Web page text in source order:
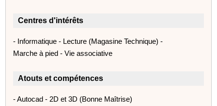
Centres d'intérêts
- Informatique - Lecture (Magasine Technique) -
Marche à pied - Vie associative
Atouts et compétences
- Autocad - 2D et 3D (Bonne Maîtrise)